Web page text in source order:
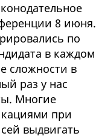
8 июня.
по
в каждом
сложности в
раз у нас
Многие
при
выдвигать